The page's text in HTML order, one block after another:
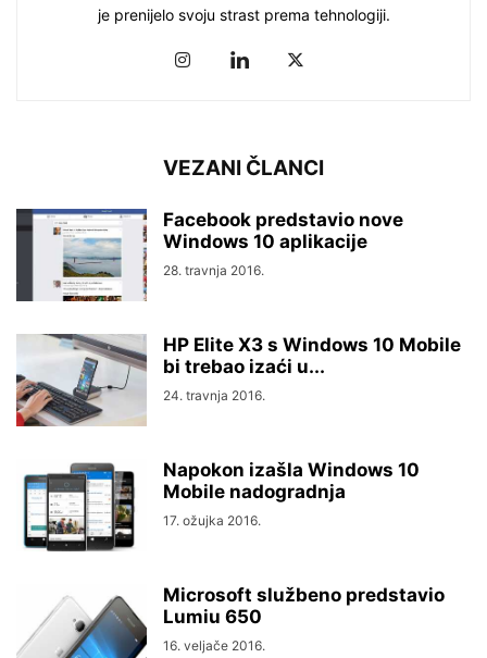
je prenijelo svoju strast prema tehnologiji.
VEZANI ČLANCI
Facebook predstavio nove
Windows 10 aplikacije
28. travnja 2016.
HP Elite X3 s Windows 10 Mobile
bi trebao izaći u...
24. travnja 2016.
Napokon izašla Windows 10
Mobile nadogradnja
17. ožujka 2016.
Microsoft službeno predstavio
Lumiu 650
16. veljače 2016.